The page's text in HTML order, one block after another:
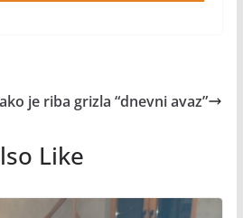
je riba grizla “dnevni avaz”
Like